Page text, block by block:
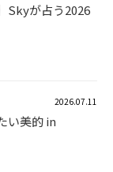
Skyが占う2026
2026.07.11
い美的 in